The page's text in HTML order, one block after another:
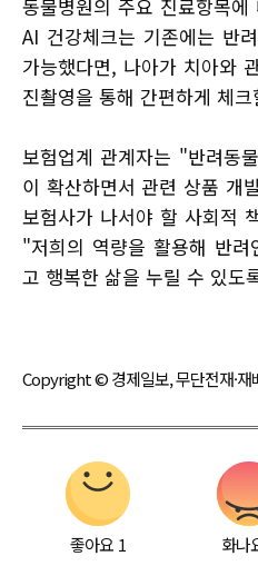
동물병원의 주요 진료항목
AI 건강체크는 기존에는 반
가능했다면, 나아가 치아와
진촬영을 통해 간편하게 체
보험업계 관계자는 "반려동
이 확산하면서 관련 상품 개
보험사가 나서야 할 사회적
"저희의 역량을 활용해 반
고 행복한 삶을 누릴 수 있도
Copyright © 경제일보, 무단전재·재
좋아요 1 화나